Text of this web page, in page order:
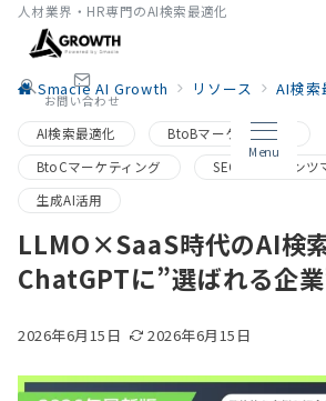
人材業界・HR専門のAI検索最適化
お問い合わせ
Menu
Smacie AI Growth リソース AI検索
AI検索最適化
BtoBマーケティング
BtoCマーケティング
SEO・コンテンツ
生成AI活用
LLMO×SaaS時代のAI検
ChatGPTに”選ばれる企
2026年6月15日 2026年6月15日